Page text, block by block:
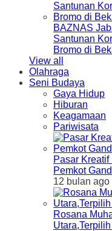
BAZNAS
Santunan
Bromo di
View all
Olahraga
Seni Budaya
Gaya Hidup
Hiburan
Keagamaan
Pariwisata
Pasar
Pemkot
12 bulan ago
Rosana